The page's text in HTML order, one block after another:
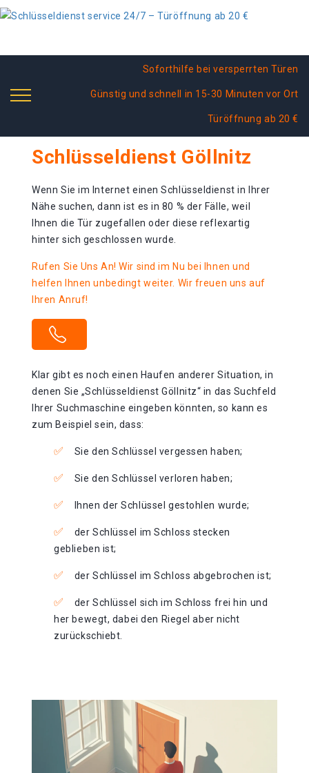
Soforthilfe bei versperrten Türen
Günstig und schnell in 15-30 Minuten vor Ort
Türöffnung ab 20 €
Schlüsseldienst Göllnitz
Wenn Sie im Internet einen Schlüsseldienst in Ihrer
Nähe suchen, dann ist es in 80 % der Fälle, weil
Ihnen die Tür zugefallen oder diese reflexartig
hinter sich geschlossen wurde.
Klar gibt es noch einen Haufen anderer Situation, in
denen Sie „Schlüsseldienst Göllnitz“ in das Suchfeld
Ihrer Suchmaschine eingeben könnten, so kann es
zum Beispiel sein, dass:
Sie den Schlüssel vergessen haben;
Sie den Schlüssel verloren haben;
Ihnen der Schlüssel gestohlen wurde;
der Schlüssel im Schloss stecken
geblieben ist;
der Schlüssel im Schloss abgebrochen ist;
der Schlüssel sich im Schloss frei hin und
her bewegt, dabei den Riegel aber nicht
zurückschiebt.
Rufen Sie Uns An! Wir sind im Nu bei Ihnen und
helfen Ihnen unbedingt weiter. Wir freuen uns auf
Ihren Anruf!